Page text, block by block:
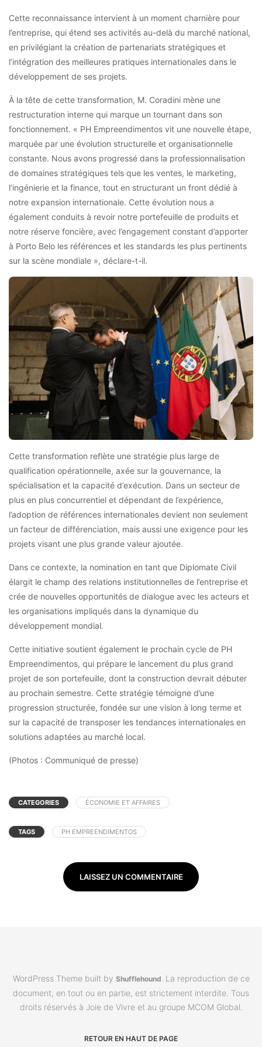
Cette reconnaissance intervient à un moment charnière pour
l’entreprise, qui étend ses activités au-delà du marché national,
en privilégiant la création de partenariats stratégiques et
l’intégration des meilleures pratiques internationales dans le
développement de ses projets.
À la tête de cette transformation, M. Coradini mène une
restructuration interne qui marque un tournant dans son
fonctionnement. « PH Empreendimentos vit une nouvelle étape,
marquée par une évolution structurelle et organisationnelle
constante. Nous avons progressé dans la professionnalisation
de domaines stratégiques tels que les ventes, le marketing,
l’ingénierie et la finance, tout en structurant un front dédié à
notre expansion internationale. Cette évolution nous a
également conduits à revoir notre portefeuille de produits et
notre réserve foncière, avec l’engagement constant d’apporter
à Porto Belo les références et les standards les plus pertinents
sur la scène mondiale », déclare-t-il.
Cette transformation reflète une stratégie plus large de
qualification opérationnelle, axée sur la gouvernance, la
spécialisation et la capacité d’exécution. Dans un secteur de
plus en plus concurrentiel et dépendant de l’expérience,
l’adoption de références internationales devient non seulement
un facteur de différenciation, mais aussi une exigence pour les
projets visant une plus grande valeur ajoutée.
Dans ce contexte, la nomination en tant que Diplomate Civil
élargit le champ des relations institutionnelles de l’entreprise et
crée de nouvelles opportunités de dialogue avec les acteurs et
les organisations impliqués dans la dynamique du
développement mondial.
Cette initiative soutient également le prochain cycle de PH
Empreendimentos, qui prépare le lancement du plus grand
projet de son portefeuille, dont la construction devrait débuter
au prochain semestre. Cette stratégie témoigne d’une
progression structurée, fondée sur une vision à long terme et
sur la capacité de transposer les tendances internationales en
solutions adaptées au marché local.
(Photos : Communiqué de presse)
CATEGORIES ÉCONOMIE ET AFFAIRES
TAGS PH EMPREENDIMENTOS
LAISSEZ UN COMMENTAIRE
WordPress Theme built by Shufflehound La reproduction de ce
document, en tout ou en partie, est strictement interdite. Tous
droits réservés à Joie de Vivre et au groupe MCOM Global.
RETOUR EN HAUT DE PAGE